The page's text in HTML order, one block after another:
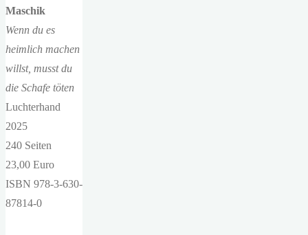
Maschik
Wenn du es
heimlich machen
willst, musst du
die Schafe töten
Luchterhand
2025
240 Seiten
23,00 Euro
ISBN 978-3-630-
87814-0